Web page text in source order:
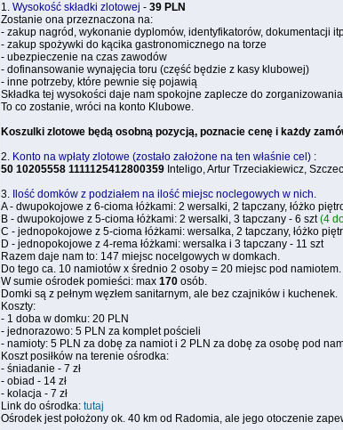
1. Wysokość składki zlotowej - 39 PLN
Zostanie ona przeznaczona na:
- zakup nagród, wykonanie dyplomów, identyfikatorów, dokumentacji
- zakup spożywki do kącika gastronomicznego na torze
- ubezpieczenie na czas zawodów
- dofinansowanie wynajęcia toru (część będzie z kasy klubowej)
- inne potrzeby, które pewnie się pojawią
Składka tej wysokości daje nam spokojne zaplecze do
To co zostanie, wróci na konto Klubowe.
Koszulki zlotowe będą osobną pozycją, poznacie cenę i każdy
2. Konto na wpłaty zlotowe (zostało założone na ten właśnie cel) :
50 10205558 1111125412800359 Inteligo, Artur Trzeciakiewicz,
3.
Ilość domków z podziałem na ilość miejsc noclegowych w nich.
A - dwupokojowe z 6-cioma łóżkami: 2 wersalki, 2 tapczany, łóżko
B - dwupokojowe z 5-cioma łóżkami: 2 wersalki, 3 tapczany - 6 szt(4
C - jednopokojowe z 5-cioma łóżkami: wersalka, 2 tapczany, łóżko
D - jednopokojowe z 4-rema łóżkami: wersalka i 3 tapczany - 11 szt
Razem daje nam to: 147 miejsc nocelgowych w domkach.
Do tego ca. 10 namiotów x średnio 2 osoby = 20 miejsc pod namiotem.
W sumie ośrodek pomieści: max 170 osób.
Domki są z pełnym węzłem sanitarnym, ale bez czajników i kuchenek.
Koszty:
- 1 doba w domku: 20 PLN
- jednorazowo: 5 PLN za komplet pościeli
- namioty: 5 PLN za dobę za namiot i 2 PLN za dobę za osobę pod
Koszt posiłków na terenie ośrodka:
- śniadanie - 7 zł
- obiad - 14 zł
- kolacja - 7 zł
Link do ośrodka: tutaj
Ośrodek jest położony ok. 40 km od Radomia, ale jego otoczenie